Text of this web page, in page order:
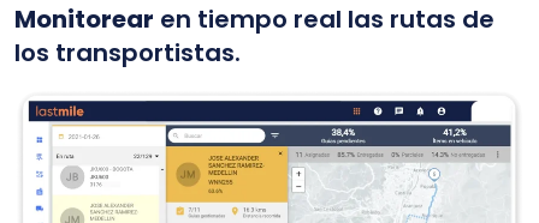
Monitorear en tiempo real las rutas de
los transportistas.